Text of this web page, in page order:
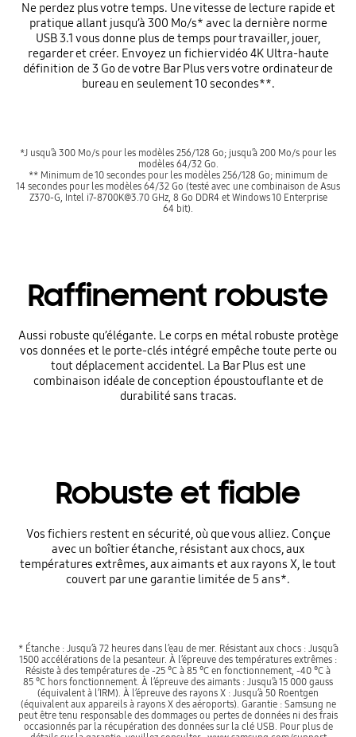
Ne perdez plus votre temps. Une vitesse de lecture rapide et
pratique allant jusqu’à 300 Mo/s* avec la dernière norme
USB 3.1 vous donne plus de temps pour travailler, jouer,
regarder et créer. Envoyez un fichier vidéo 4K Ultra-haute
définition de 3 Go de votre Bar Plus vers votre ordinateur de
bureau en seulement 10 secondes**.
*J usqu’à 300 Mo/s pour les modèles 256/128 Go; jusqu’à 200 Mo/s pour les
modèles 64/32 Go.
** Minimum de 10 secondes pour les modèles 256/128 Go; minimum de
14 secondes pour les modèles 64/32 Go (testé avec une combinaison de Asus
Z370-G, Intel i7-8700K@3.70 GHz, 8 Go DDR4 et Windows 10 Enterprise
64 bit).
Raffinement robuste
Aussi robuste qu’élégante. Le corps en métal robuste protège
vos données et le porte-clés intégré empêche toute perte ou
tout déplacement accidentel. La Bar Plus est une
combinaison idéale de conception époustouflante et de
durabilité sans tracas.
Robuste et fiable
Vos fichiers restent en sécurité, où que vous alliez. Conçue
avec un boîtier étanche, résistant aux chocs, aux
températures extrêmes, aux aimants et aux rayons X, le tout
couvert par une garantie limitée de 5 ans*.
* Étanche : Jusqu’à 72 heures dans l’eau de mer. Résistant aux chocs : Jusqu’à
1500 accélérations de la pesanteur. À l’épreuve des températures extrêmes :
Résiste à des températures de -25 °C à 85 °C en fonctionnement, -40 °C à
85 °C hors fonctionnement. À l’épreuve des aimants : Jusqu’à 15 000 gauss
(équivalent à l’IRM). À l’épreuve des rayons X : Jusqu’à 50 Roentgen
(équivalent aux appareils à rayons X des aéroports). Garantie : Samsung ne
peut être tenu responsable des dommages ou pertes de données ni des frais
occasionnés par la récupération des données sur la clé USB. Pour plus de